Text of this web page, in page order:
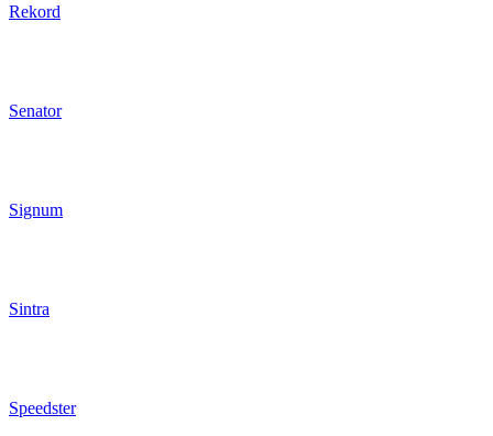
Rekord
Senator
Signum
Sintra
Speedster